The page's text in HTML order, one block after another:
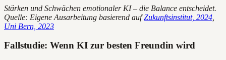
Stärken und Schwächen emotionaler KI – die Balance entscheidet.
Quelle: Eigene Ausarbeitung basierend aufZukunftsinstitut, 2024
Uni Bern, 2023
Fallstudie: Wenn KI zur besten Freundin wird